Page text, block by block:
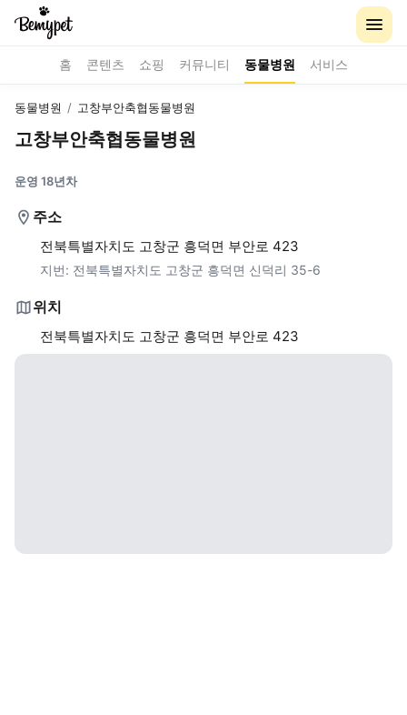
홈 콘텐츠 쇼핑 커뮤니티 동물병원 서비스
동물병원 / 고창부안축협동물병원
고창부안축협동물병원
운영 18년차
주소
전북특별자치도 고창군 흥덕면 부안로 423
지번: 전북특별자치도 고창군 흥덕면 신덕리 35-6
위치
전북특별자치도 고창군 흥덕면 부안로 423